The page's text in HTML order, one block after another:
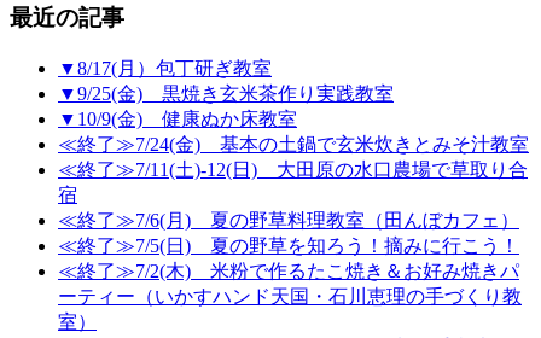
最近の記事
▼8/17(月）包丁研ぎ教室
▼9/25(金) 黒焼き玄米茶作り実践教室
▼10/9(金) 健康ぬか床教室
≪終了≫7/24(金) 基本の土鍋で玄米炊きとみそ汁教室
≪終了≫7/11(土)-12(日) 大田原の水口農場で草取り合
宿
≪終了≫7/6(月) 夏の野草料理教室（田んぼカフェ）
≪終了≫7/5(日) 夏の野草を知ろう！摘みに行こう！
≪終了≫7/2(木) 米粉で作るたこ焼き＆お好み焼きパ
ーティー（いかすハンド天国・石川恵理の手づくり教
室）